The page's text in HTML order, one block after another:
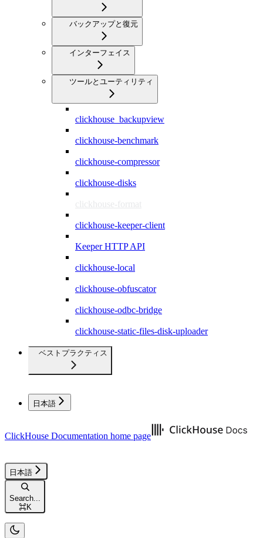
バックアップと復元
インターフェイス
ツールとユーティリティ
clickhouse_backupview
clickhouse-benchmark
clickhouse-compressor
clickhouse-disks
clickhouse-format
clickhouse-keeper-client
Keeper HTTP API
clickhouse-local
clickhouse-obfuscator
clickhouse-odbc-bridge
clickhouse-static-files-disk-uploader
ベストプラクティス
日本語
ClickHouse Documentation home page
日本語
Search...
⌘K